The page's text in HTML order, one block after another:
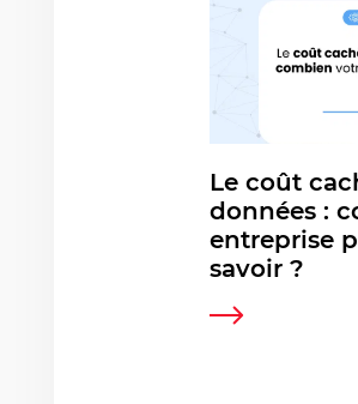
Le coût
données :
entreprise
savoir ?